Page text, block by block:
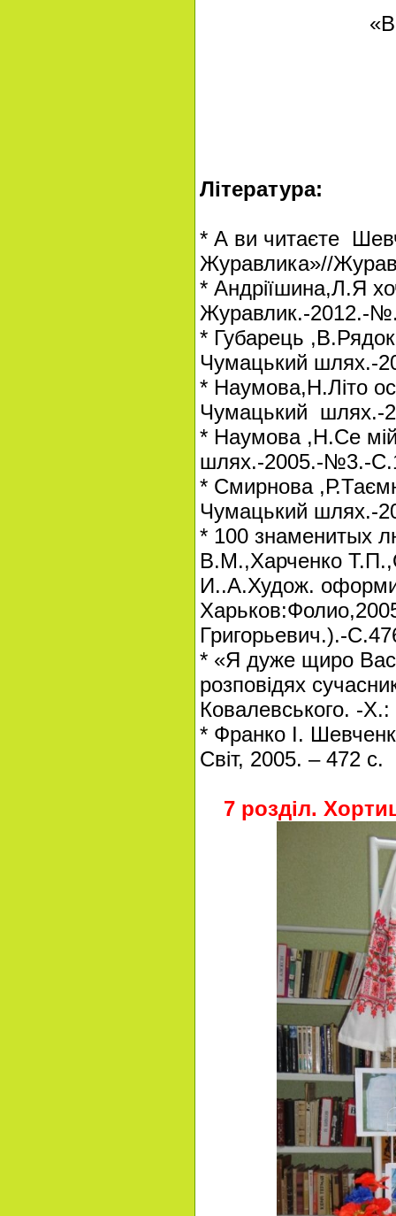
«В дні
Література:
* А ви читаєте
Журавлика»//
* Андріїшина,Л.Я
Журавлик.-2012.-
* Губарець
Чумацький шлях.-
* Наумова,Н.Літо
Чумацький шлях.-
* Наумова ,Н.Се
шлях.-2005.-№3.-
* Смирнова
Чумацький шлях.-
* 100 знаменитых
В.М.,Харченко
И..А.Худож.
Григорьевич.).-
* «Я дуже щиро
розповідях
Ковалевського. -
* Франко І.
Світ, 2005. – 472 с.
7 розділ.